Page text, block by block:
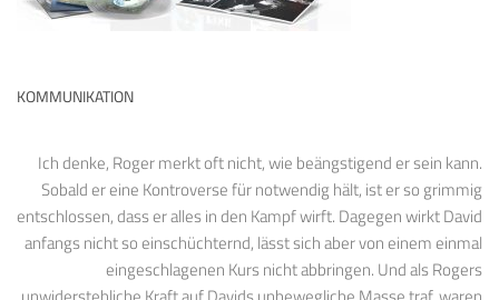
KOMMUNIKATION
Ich denke, Roger merkt oft nicht, wie beängstigend er sein kann.
Sobald er eine Kontroverse für notwendig hält, ist er so grimmig
entschlossen, dass er alles in den Kampf wirft. Dagegen wirkt David
anfangs nicht so einschüchternd, lässt sich aber von einem einmal
eingeschlagenen Kurs nicht abbringen. Und als Rogers